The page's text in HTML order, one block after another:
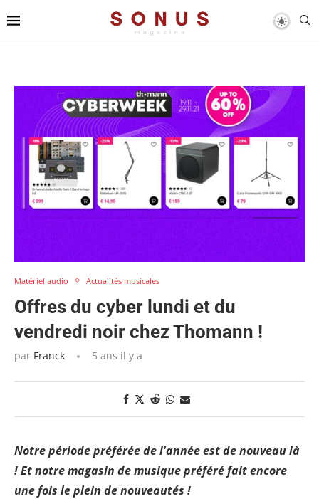
Matériel audio Actualités musicales
Offres du cyber lundi et du
vendredi noir chez Thomann !
par Franck 5 ans il y a
Notre période préférée de l'année est de nouveau là
! Et notre magasin de musique préféré fait encore
une fois le plein de nouveautés !